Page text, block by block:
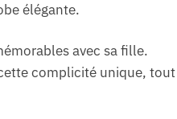
élégante.
avec sa fille.
complicité unique, tout